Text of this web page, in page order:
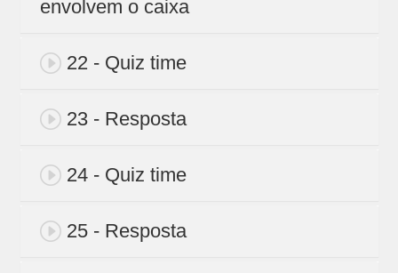
envolvem o caixa
22 - Quiz time
23 - Resposta
24 - Quiz time
25 - Resposta